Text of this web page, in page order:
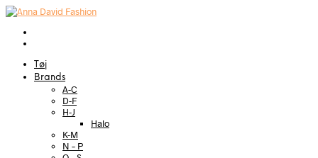
Tøj
Brands
A-C
D-F
H-J
Halo
K-M
N – P